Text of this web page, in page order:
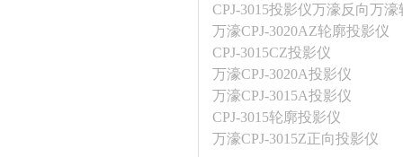
CPJ-3015投影仪万濠反向万濠
万濠CPJ-3020AZ轮廓投影仪
CPJ-3015CZ投影仪
万濠CPJ-3020A投影仪
万濠CPJ-3015A投影仪
CPJ-3015轮廓投影仪
万濠CPJ-3015Z正向投影仪